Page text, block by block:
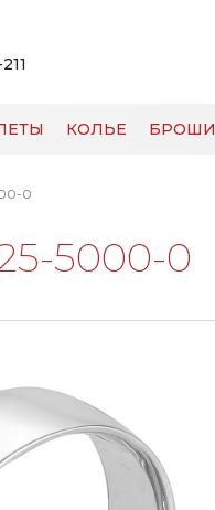
КОЛЬЕ БРОШИ
0
5000-0